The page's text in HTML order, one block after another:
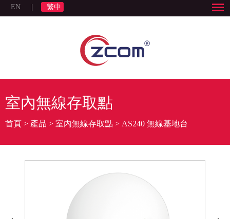
EN 繁中
室內無線存取點
首頁 > 產品 > 室內無線存取點 > AS240 無線基地台